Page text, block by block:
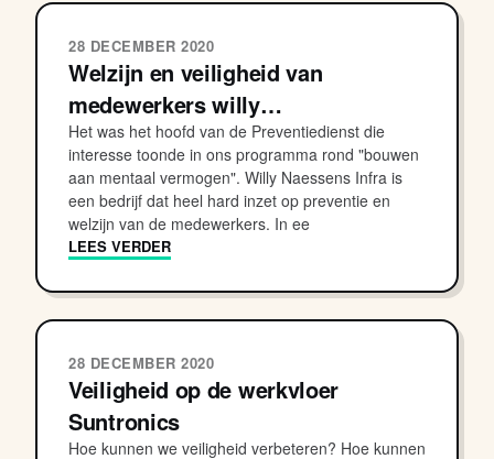
28 DECEMBER 2020
Welzijn en veiligheid van
medewerkers willy…
Het was het hoofd van de Preventiedienst die
interesse toonde in ons programma rond "bouwen
aan mentaal vermogen". Willy Naessens Infra is
een bedrijf dat heel hard inzet op preventie en
welzijn van de medewerkers. In ee
LEES VERDER
28 DECEMBER 2020
Veiligheid op de werkvloer
Suntronics
Hoe kunnen we veiligheid verbeteren? Hoe kunnen